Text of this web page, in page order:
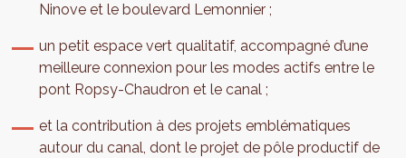
Ninove et le boulevard Lemonnier ;
un petit espace vert qualitatif, accompagné d’une
meilleure connexion pour les modes actifs entre le
pont Ropsy-Chaudron et le canal ;
et la contribution à des projets emblématiques
autour du canal, dont le projet de pôle productif de